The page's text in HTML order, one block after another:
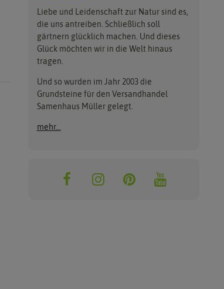
Liebe und Leidenschaft zur Natur sind es,
die uns antreiben. Schließlich soll
gärtnern glücklich machen. Und dieses
Glück möchten wir in die Welt hinaus
tragen.
Und so wurden im Jahr 2003 die
Grundsteine für den Versandhandel
Samenhaus Müller gelegt.
mehr...